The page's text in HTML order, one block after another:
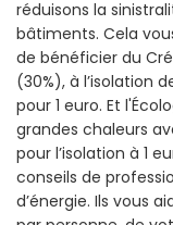
réduisons la
bâtiments. Cela
de bénéficier du
(30%), à l’isolation
pour 1 euro. Et
grandes chaleurs
pour l’isolation à 1
conseils de
d’énergie. Ils vous